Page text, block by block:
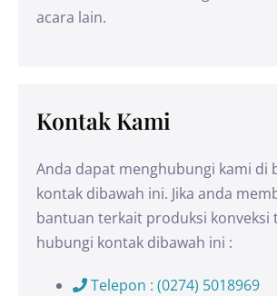
acara lain.
Kontak Kami
Anda dapat menghubungi kami di
kontak dibawah ini. Jika anda
bantuan terkait produksi konveksi
hubungi kontak dibawah ini :
Telepon : (0274) 5018969